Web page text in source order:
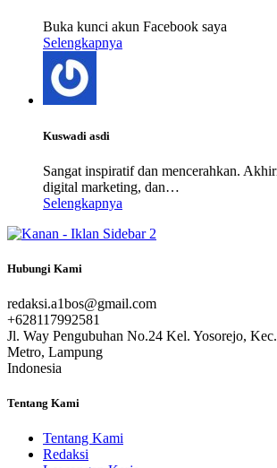
Buka kunci akun Facebook saya
Selengkapnya
Kuswadi asdi
Sangat inspiratif dan mencerahkan.
digital marketing, dan…
Selengkapnya
Hubungi Kami
redaksi.a1bos@gmail.com
+628117992581
Jl. Way Pengubuhan No.24 Kel. Yosorejo,
Metro, Lampung
Indonesia
Tentang Kami
Tentang Kami
Redaksi